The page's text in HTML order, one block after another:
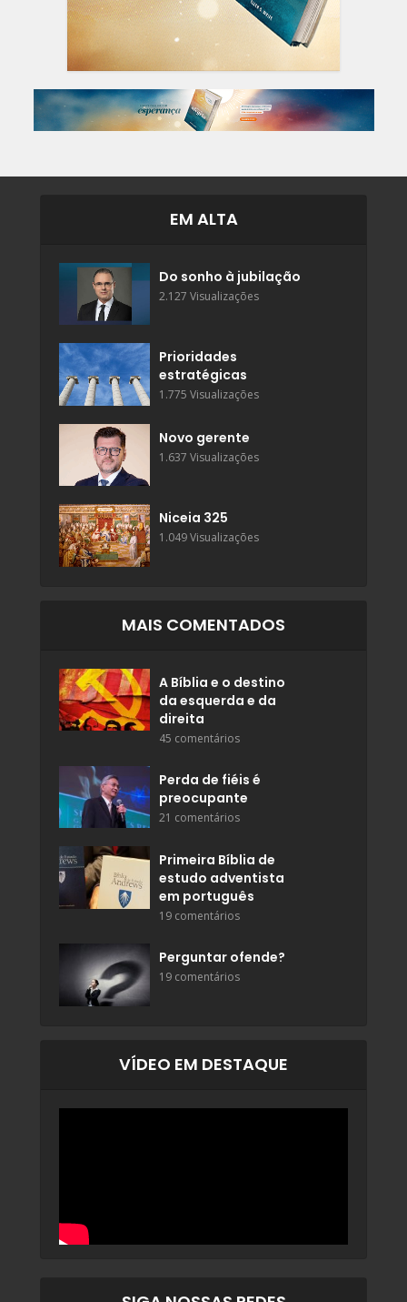
EM ALTA
Do sonho à jubilação
2.127 Visualizações
Prioridades
estratégicas
1.775 Visualizações
Novo gerente
1.637 Visualizações
Niceia 325
1.049 Visualizações
MAIS COMENTADOS
A Bíblia e o destino
da esquerda e da
direita
45 comentários
Perda de fiéis é
preocupante
21 comentários
Primeira Bíblia de
estudo adventista
em português
19 comentários
Perguntar ofende?
19 comentários
VÍDEO EM DESTAQUE